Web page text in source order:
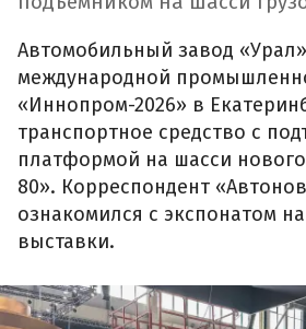
Автомобильный завод
международной
«Иннопром-2026» в
транспортное средство с
платформой на шасси
80». Корреспондент
ознакомился с экспонатом
выставки.